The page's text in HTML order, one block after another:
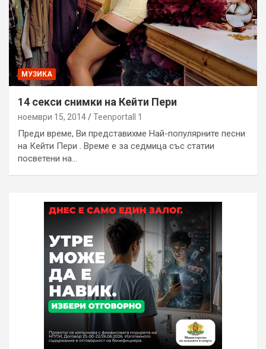
МУЗИКА
14 секси снимки на Кейти Пери
ноември 15, 2014 Teenportall 1
Преди време, Ви представихме Най-популярните песни
на Кейти Пери . Време е за седмица със статии
посветени на…